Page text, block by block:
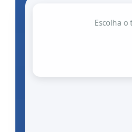
Escolha o